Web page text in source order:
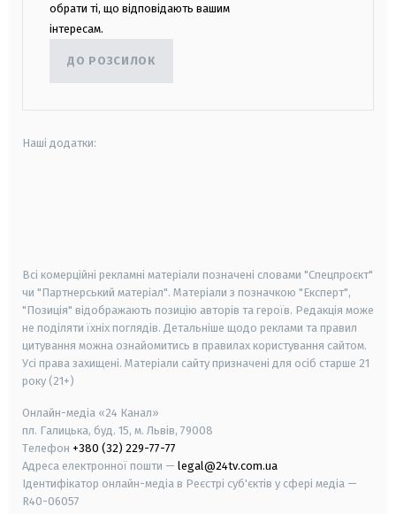
обрати ті, що відповідають вашим
інтересам.
ДО РОЗСИЛОК
Наші додатки:
Всі комерційні рекламні матеріали позначені словами "Спецпроєкт"
чи "Партнерський матеріал". Матеріали з позначкою "Експерт",
"Позиція" відображають позицію авторів та героїв. Редакція може
не поділяти їхніх поглядів. Детальніше щодо реклами та правил
цитування можна ознайомитись в правилах користування сайтом.
Усі права захищені. Матеріали сайту призначені для осіб старше 21
року (21+)
Онлайн-медіа «24 Канал»
пл. Галицька, буд. 15, м. Львів, 79008
Телефон +380 (32) 229-77-77
Адреса електронної пошти — legal@24tv.com.ua
Ідентифікатор онлайн-медіа в Реєстрі суб'єктів у сфері медіа —
R40-06057